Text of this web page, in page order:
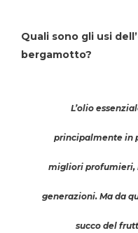
Quali sono gli usi
bergamotto?
L’olio
principalmente in
migliori profumieri,
generazioni. Ma da
succo del